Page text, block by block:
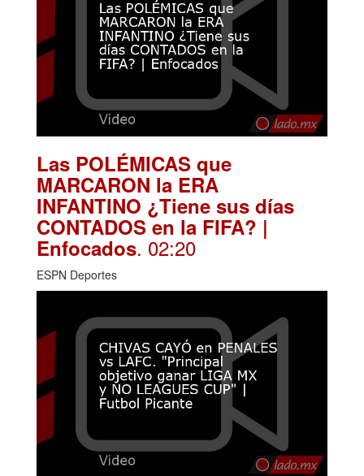
Las POLÉMICAS que
MARCARON la ERA
INFANTINO ¿Tiene sus días
CONTADOS en la FIFA? |
Enfocados. 02:20
ESPN Deportes